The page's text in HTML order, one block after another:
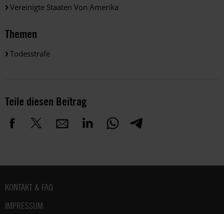
Vereinigte Staaten Von Amerika
Themen
Todesstrafe
Teile diesen Beitrag
Fußbereich
KONTAKT & FAQ
IMPRESSUM